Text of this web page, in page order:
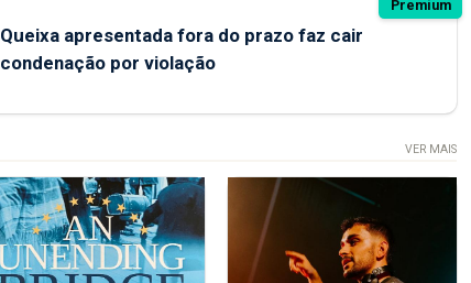
Premium
Queixa apresentada fora do prazo faz cair
condenação por violação
VER MAIS